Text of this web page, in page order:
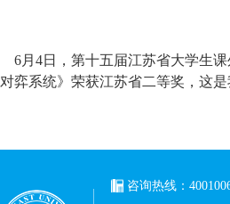
6月4日，第十五届江苏省大学生课
对弈系统》荣获江苏省二等奖，这
咨询热线：